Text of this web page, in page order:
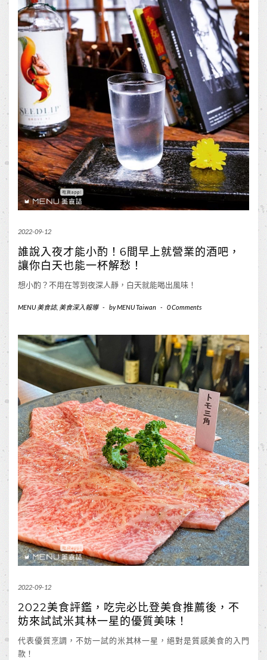
2022-09-12
誰說入夜才能小酌！6間早上就營業的酒吧，
讓你白天也能一杯解愁！
想小酌？不用在等到夜深人靜，白天就能喝出風味！
MENU 美食誌, 美食深入報導 - byMENU Taiwan - 0 Comments
2022-09-12
2022美食評鑑，吃完必比登美食推薦後，不
妨來試試米其林一星的優質美味！
代表優質烹調，不妨一試的米其林一星，絕對是質感美食的入門
款！